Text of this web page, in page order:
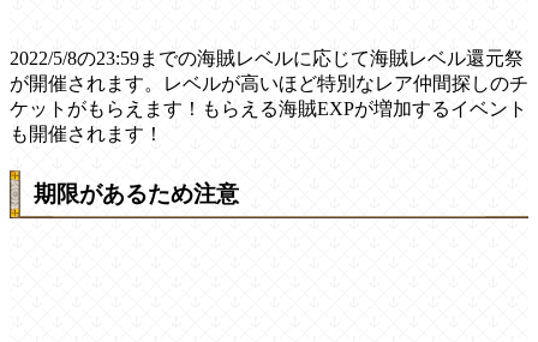
2022/5/8の23:59までの海賊レベルに応じて海賊レベル還元祭
が開催されます。レベルが高いほど特別なレア仲間探しのチ
ケットがもらえます！もらえる海賊EXPが増加するイベント
も開催されます！
期限があるため注意